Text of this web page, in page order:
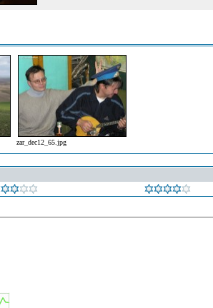
zar_dec12_65.jpg